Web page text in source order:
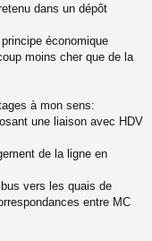
dans un dépôt
économique
moins cher que de la
à mon sens:
une liaison avec HDV
de la ligne en
vers les quais de
entre MC